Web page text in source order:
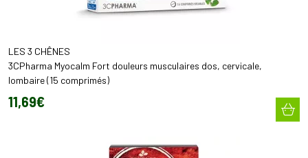
LES 3 CHÊNES
3CPharma Myocalm Fort douleurs musculaires dos, cervicale,
lombaire (15 comprimés)
11,69€